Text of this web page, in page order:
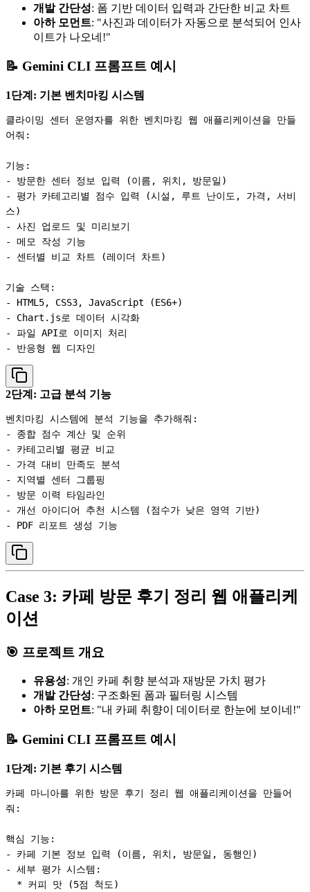
개발 간단성: 폼 기반 데이터 입력과 간단한 비교 차트
아하 모먼트: "사진과 데이터가 자동으로 분석되어 인사
이트가 나오네!"
📝 Gemini CLI 프롬프트 예시
1단계: 기본 벤치마킹 시스템
클라이밍 센터 운영자를 위한 벤치마킹 웹 애플리케이션을 만들
어줘:
기능:
- 방문한 센터 정보 입력 (이름, 위치, 방문일)
- 평가 카테고리별 점수 입력 (시설, 루트 난이도, 가격, 서비
스)
- 사진 업로드 및 미리보기
- 메모 작성 기능
- 센터별 비교 차트 (레이더 차트)
기술 스택:
- HTML5, CSS3, JavaScript (ES6+)
- Chart.js로 데이터 시각화
- 파일 API로 이미지 처리
2단계: 고급 분석 기능
벤치마킹 시스템에 분석 기능을 추가해줘:
- 종합 점수 계산 및 순위
- 카테고리별 평균 비교
- 가격 대비 만족도 분석
- 지역별 센터 그룹핑
- 방문 이력 타임라인
- 개선 아이디어 추천 시스템 (점수가 낮은 영역 기반)
Case 3: 카페 방문 후기 정리 웹 애플리케
이션
🎯 프로젝트 개요
유용성: 개인 카페 취향 분석과 재방문 가치 평가
개발 간단성: 구조화된 폼과 필터링 시스템
아하 모먼트: "내 카페 취향이 데이터로 한눈에 보이네!"
📝 Gemini CLI 프롬프트 예시
1단계: 기본 후기 시스템
카페 마니아를 위한 방문 후기 정리 웹 애플리케이션을 만들어
줘:
핵심 기능:
- 카페 기본 정보 입력 (이름, 위치, 방문일, 동행인)
- 세부 평가 시스템: